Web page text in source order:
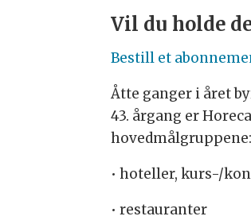
Vil du holde
Bestill et
Åtte ganger i året
43. årgang er
hovedmålgruppene:
• hoteller, kurs-/
• restauranter